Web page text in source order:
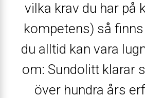
vilka krav du har på
kompetens) så
du alltid kan vara
om: Sundolitt klarar
över hundra års